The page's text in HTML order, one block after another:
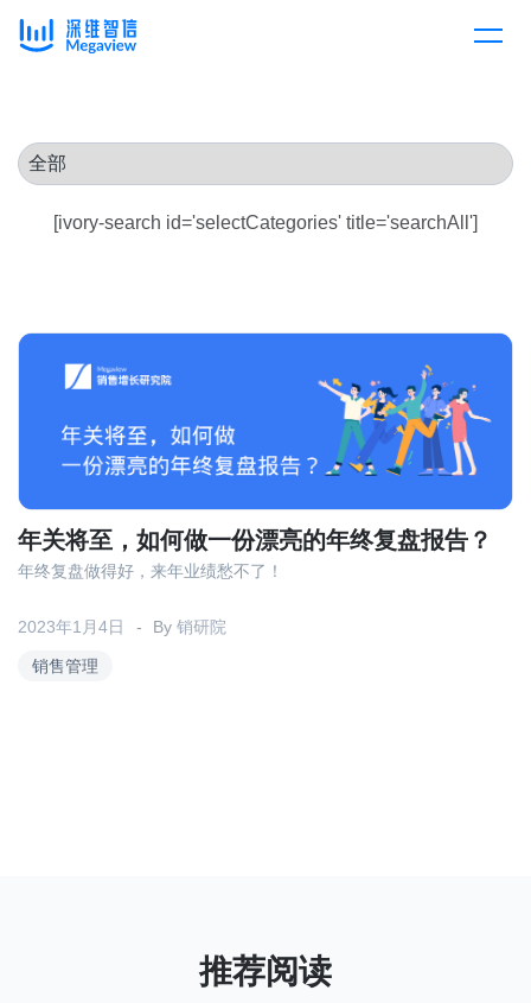
解决方案
消费医疗
教育
房地产
按角色
定价
资源中心
资源中心
白皮书
关于我们
content
[ivory-search id='selectCategories' title='searchAll']
销售管理
年关将至，如何做一份漂亮的年终复盘报告？
2023年1月4日 By 销研院
年终复盘做得好，来年业绩愁不了！